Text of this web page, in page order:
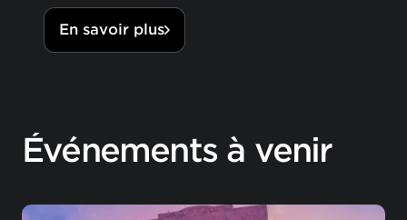
En savoir plus
Événements à venir